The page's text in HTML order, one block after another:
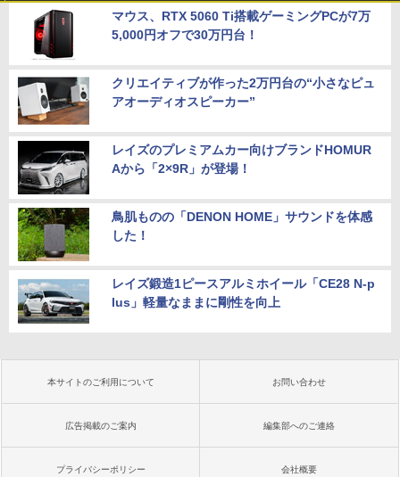
マウス、RTX 5060 Ti搭載ゲーミングPCが7万
5,000円オフで30万円台！
クリエイティブが作った2万円台の“小さなピュ
アオーディオスピーカー”
レイズのプレミアムカー向けブランドHOMUR
Aから「2×9R」が登場！
鳥肌ものの「DENON HOME」サウンドを体感
した！
レイズ鍛造1ピースアルミホイール「CE28 N-p
lus」軽量なままに剛性を向上
本サイトのご利用について お問い合わせ
広告掲載のご案内 編集部へのご連絡
プライバシーポリシー 会社概要